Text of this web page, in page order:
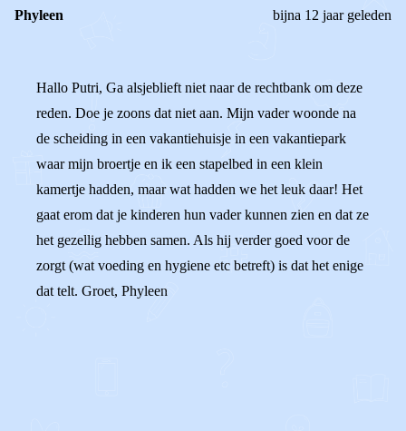
Phyleen bijna 12 jaar geleden
Hallo Putri, Ga alsjeblieft niet naar de rechtbank om deze
reden. Doe je zoons dat niet aan. Mijn vader woonde na
de scheiding in een vakantiehuisje in een vakantiepark
waar mijn broertje en ik een stapelbed in een klein
kamertje hadden, maar wat hadden we het leuk daar! Het
gaat erom dat je kinderen hun vader kunnen zien en dat ze
het gezellig hebben samen. Als hij verder goed voor de
zorgt (wat voeding en hygiene etc betreft) is dat het enige
dat telt. Groet, Phyleen